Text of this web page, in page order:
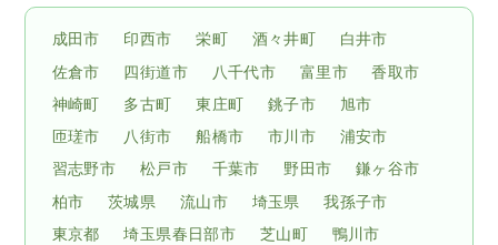
成田市 印西市 栄町 酒々井町
白井市
佐倉市
四街道市 八千代市 富里市
香取市
神崎町
多古町 東庄町 銚子市
旭市
匝瑳市
八街市 船橋市 市川市
浦安市
習志野市
松戸市 千葉市 野田市
鎌ヶ谷市
柏市
茨城県 流山市 埼玉県
我孫子市
東京都
埼玉県春日部市 芝山町
鴨川市